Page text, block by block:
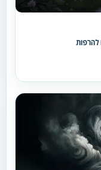
להרפות